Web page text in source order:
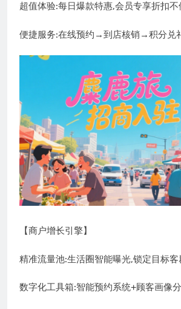
超值体验:每日爆款特惠,会员专享折扣不
便捷服务:在线预约→到店核销→积分兑
【商户增长引擎】
精准流量池:生活圈智能曝光,锁定目标客
数字化工具箱:智能预约系统+顾客画像